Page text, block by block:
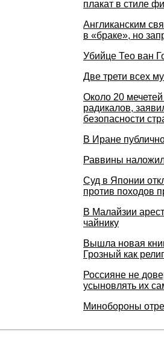
плакат в стиле
Англиканским
в «браке», но
Убийце Тео ван
Две трети всех
Около 20
радикалов,
безопасности
В Иране
Раввины
Суд в Японии
против походов
В Малайзии
чайнику
Вышла новая
Грозный как
Россияне не
усыновлять их
Минобороны